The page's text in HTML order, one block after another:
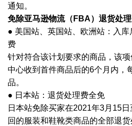
通知。
免除亚马逊物流（ FBA）退货处
● 美国站、英国站、欧洲站：入
费
针对符合该计划要求的商品，该
中心收到首件商品后的6个月内，
品。
● 日本站：退货处理费全免
日本站免除买家在2021年3月15
回的服装和鞋靴类商品的全部退